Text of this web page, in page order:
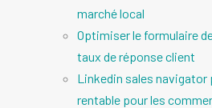
marché local
Optimiser le formulaire
taux de réponse client
Linkedin sales
rentable pour les